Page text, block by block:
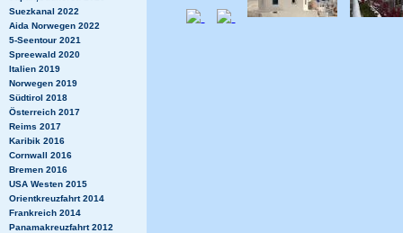
Suezkanal 2022
Aida Norwegen 2022
5-Seentour 2021
Spreewald 2020
Italien 2019
Norwegen 2019
Südtirol 2018
Österreich 2017
Reims 2017
Karibik 2016
Cornwall 2016
Bremen 2016
USA Westen 2015
Orientkreuzfahrt 2014
Frankreich 2014
Panamakreuzfahrt 2012